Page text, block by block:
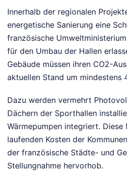
Innerhalb der regionalen
energetische Sanierung eine
französische
für den Umbau der Hallen
Gebäude müssen ihren CO2-
aktuellen Stand um mindestens
Dazu werden vermehrt
Dächern der Sporthallen
Wärmepumpen integriert. Diese
laufenden Kosten der
der französische Städte- und
Stellungnahme hervorhob.